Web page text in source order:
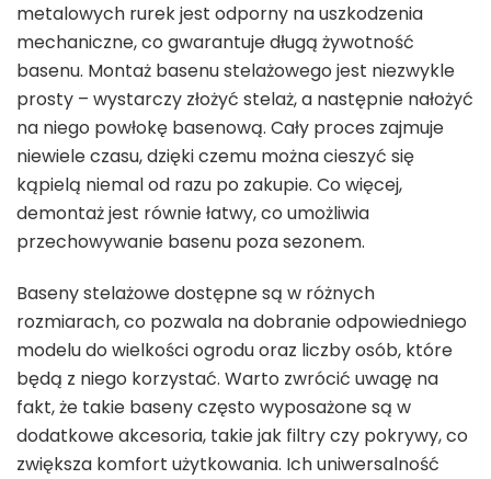
metalowych rurek jest odporny na uszkodzenia
mechaniczne, co gwarantuje długą żywotność
basenu. Montaż basenu stelażowego jest niezwykle
prosty – wystarczy złożyć stelaż, a następnie nałożyć
na niego powłokę basenową. Cały proces zajmuje
niewiele czasu, dzięki czemu można cieszyć się
kąpielą niemal od razu po zakupie. Co więcej,
demontaż jest równie łatwy, co umożliwia
przechowywanie basenu poza sezonem.
Baseny stelażowe dostępne są w różnych
rozmiarach, co pozwala na dobranie odpowiedniego
modelu do wielkości ogrodu oraz liczby osób, które
będą z niego korzystać. Warto zwrócić uwagę na
fakt, że takie baseny często wyposażone są w
dodatkowe akcesoria, takie jak filtry czy pokrywy, co
zwiększa komfort użytkowania. Ich uniwersalność